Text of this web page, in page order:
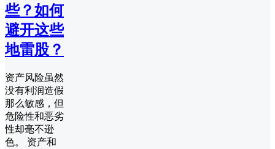
些？如何
避开这些
地雷股？
资产风险虽然
没有利润造假
那么敏感，但
危险性和恶劣
性却毫不逊
色。 资产和